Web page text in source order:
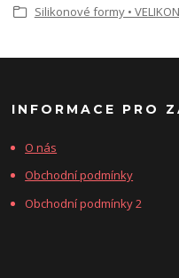
Silikonové formy •
INFORMACE PRO
O nás
Obchodní podmínky
Obchodní podmínky 2